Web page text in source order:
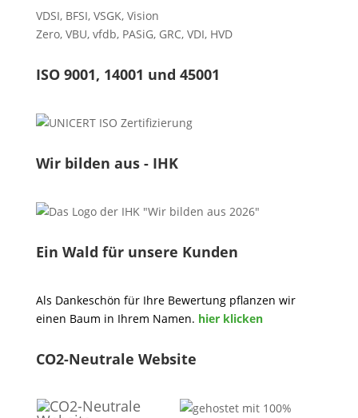
VDSI, BFSI, VSGK, Vision
Zero, VBU, vfdb, PASiG, GRC, VDI, HVD
ISO 9001, 14001 und 45001
Wir bilden aus - IHK
Ein Wald für unsere Kunden
Als Dankeschön für Ihre Bewertung pflanzen wir
einen Baum in Ihrem Namen. hier klicken
CO2-Neutrale Website